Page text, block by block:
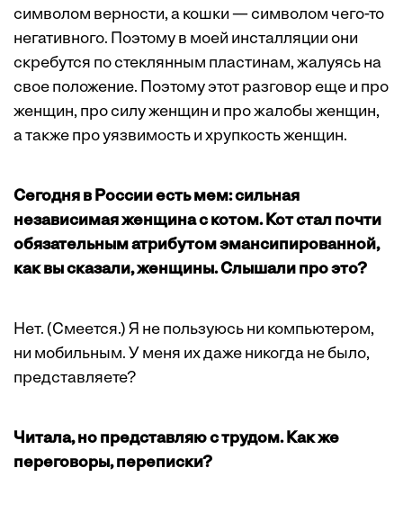
символом верности, а кошки — символом чего-то
негативного. Поэтому в моей инсталляции они
скребутся по стеклянным пластинам, жалуясь на
свое положение. Поэтому этот разговор еще и про
женщин, про силу женщин и про жалобы женщин,
а также про уязвимость и хрупкость женщин.
Сегодня в России есть мем: сильная
независимая женщина с котом. Кот стал почти
обязательным атрибутом эмансипированной,
как вы сказали, женщины. Слышали про это?
Нет. (Смеется.) Я не пользуюсь ни компьютером,
ни мобильным. У меня их даже никогда не было,
представляете?
Читала, но представляю с трудом. Как же
переговоры, переписки?